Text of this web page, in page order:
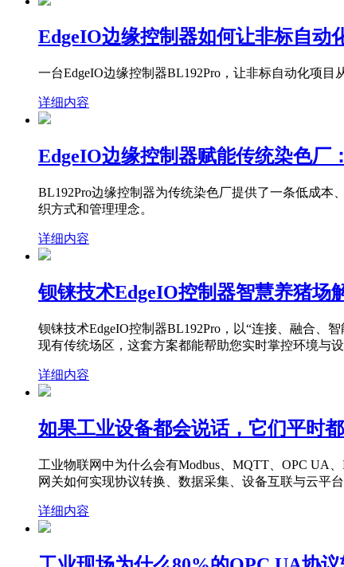
EdgeIO边缘控制器如何让非标自动
一台EdgeIO边缘控制器BL192Pro，让非标自动化项目
详细内容
EdgeIO边缘控制器赋能传统染色厂
BL192Pro边缘控制器为传统染色厂提供了一条低成
织方式和管理理念。
详细内容
钡铼技术EdgeIO控制器智慧养猪场
钡铼技术EdgeIO控制器BL192Pro，以“连接、融合、
现有传统场区，这套方案都能帮助您实时掌控环境与
详细内容
如果工业设备都会说话，它们平时
工业物联网中为什么会有Modbus、MQTT、OPC UA
网关如何实现协议转换、数据采集、设备互联与云平
详细内容